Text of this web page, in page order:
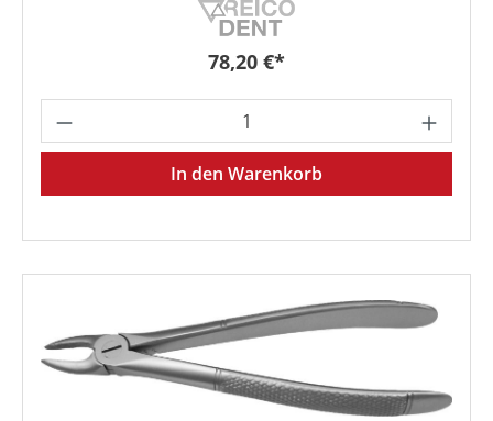
Regulärer Preis:
78,20 €*
Produkt Anzahl: Gib den
In den Warenkorb